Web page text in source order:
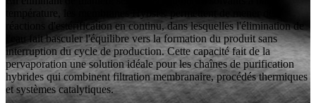
température, les membranes Hybsi® permettent de mener des
réactions d'estérification en continu, dans lesquelles l'élimination de
l'eau fait basculer l'équilibre vers la formation du produit sans
interruption du cycle de production. Cette capacité fait de la
pervaporation une solution idéale pour les chaînes de purification
hybrides qui combinent filtration membranaire, procédés thermiques
et systèmes catalytiques.